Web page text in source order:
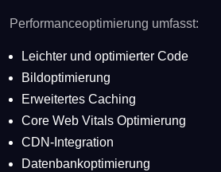
Performanceoptimierung umfasst:
Leichter und optimierter Code
Bildoptimierung
Erweitertes Caching
Core Web Vitals Optimierung
CDN-Integration
Datenbankoptimierung